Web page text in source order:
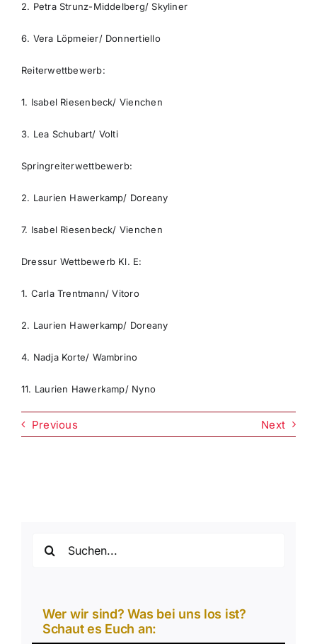
2. Petra Strunz-Middelberg/ Skyliner
6. Vera Löpmeier/ Donnertiello
Reiterwettbewerb:
1. Isabel Riesenbeck/ Vienchen
3. Lea Schubart/ Volti
Springreiterwettbewerb:
2. Laurien Hawerkamp/ Doreany
7. Isabel Riesenbeck/ Vienchen
Dressur Wettbewerb Kl. E:
1. Carla Trentmann/ Vitoro
2. Laurien Hawerkamp/ Doreany
4. Nadja Korte/ Wambrino
11. Laurien Hawerkamp/ Nyno
Previous Next
nach:
Wer wir sind? Was bei uns los ist?
Schaut es Euch an: